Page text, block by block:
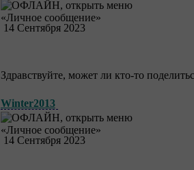
14 Сентября 2023
Здравствуйте, может ли кто-то
Winter2013
14 Сентября 2023